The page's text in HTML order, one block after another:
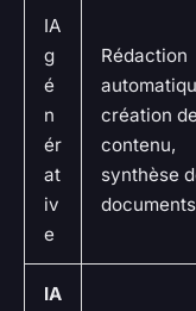
IA
g
é
n
ér
at
iv
e
Rédaction
création de
contenu,
synthèse
documents
IA